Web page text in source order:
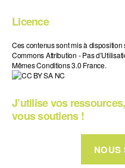
Licence
Ces contenus sont mis à
Commons Attribution - Pas
Mêmes Conditions 3.0 France.
J’utilise vos
vous soutiens !
NOUS